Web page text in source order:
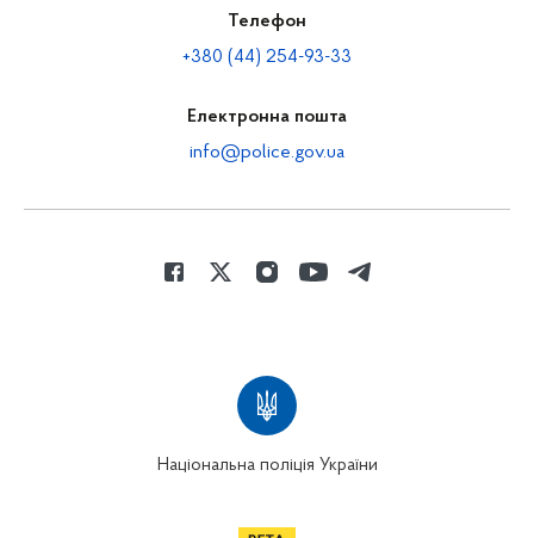
Телефон
+380 (44) 254-93-33
Електронна пошта
info@police.gov.ua
Національна поліція України